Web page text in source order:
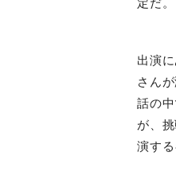
出演
さん
話の
が、
演す